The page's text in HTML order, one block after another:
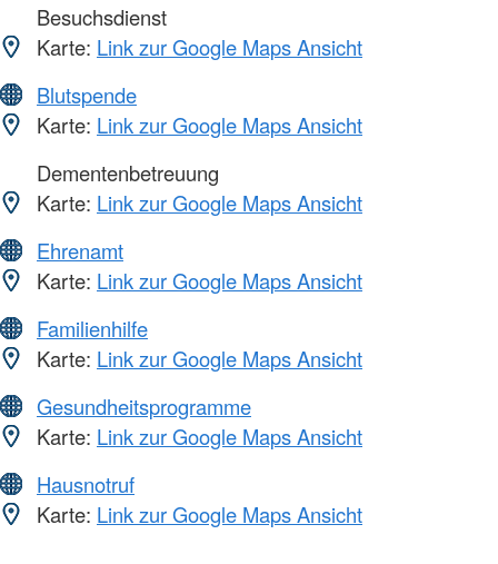
Besuchsdienst
Karte: Link zur Google Maps Ansicht
Blutspende
Karte: Link zur Google Maps Ansicht
Dementenbetreuung
Karte: Link zur Google Maps Ansicht
Ehrenamt
Karte: Link zur Google Maps Ansicht
Familienhilfe
Karte: Link zur Google Maps Ansicht
Gesundheitsprogramme
Karte: Link zur Google Maps Ansicht
Hausnotruf
Karte: Link zur Google Maps Ansicht